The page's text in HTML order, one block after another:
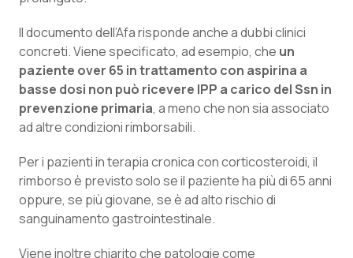
Psoriasi & pelle
Quotidiano Cardiologia
Quotidiano Chirurgia
Quotidiano Oncologia
Quotidiano Pediatria
Rene & patologie urogenitali
Il documento dell’Afa risponde anche a dubbi clinici
concreti. Viene specificato, ad esempio, che un
paziente over 65 in trattamento con aspirina a
basse dosi non può ricevere IPP a carico del Ssn in
prevenzione primaria, a meno che non sia associato
ad altre condizioni rimborsabili.
Per i pazienti in terapia cronica con corticosteroidi, il
rimborso è previsto solo se il paziente ha più di 65 anni
oppure, se più giovane, se è ad alto rischio di
sanguinamento gastrointestinale.
Viene inoltre chiarito che patologie come